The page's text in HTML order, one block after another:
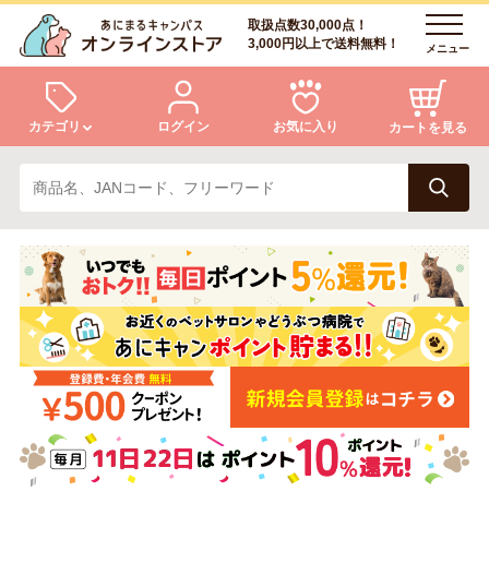
取扱点数30,000点！
3,000円以上で送料無料！
メニュー
カテゴリ
犬 猫
小動物・鳥 アクア・爬虫類・昆虫
ドッグフード キャットフード
美容・ケア用品 服・おさんぽ用品
ログイン お気に入り カートを見る
ログイン
会員登録
あにまるキャンパスについて
アフターサービス
商品リクエスト